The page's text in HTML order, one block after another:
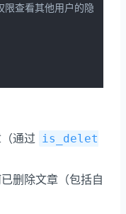
查看其他用户的隐藏文
通过 is_delet
删除文章（包括自